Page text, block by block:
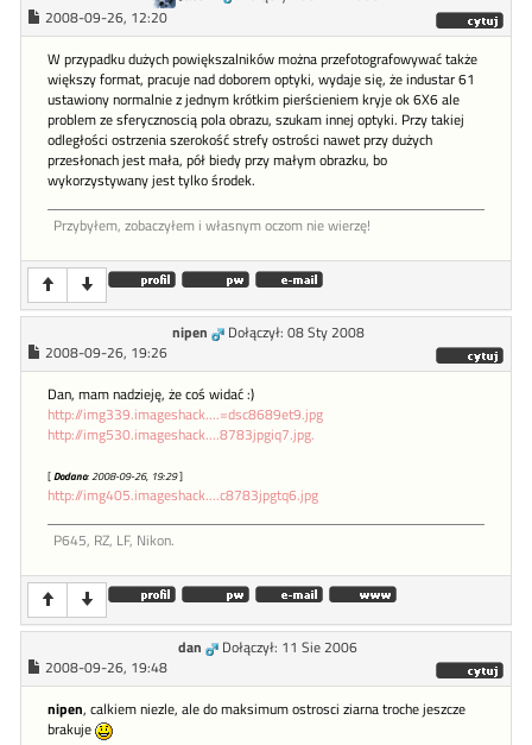
2008-09-26, 12:20
W przypadku dużych powiększalników można przefotografowywać także
większy format, pracuje nad doborem optyki, wydaje się, że industar 61
ustawiony normalnie z jednym krótkim pierścieniem kryje ok 6X6 ale
problem ze sferycznoscią pola obrazu, szukam innej optyki. Przy takiej
odległości ostrzenia szerokość strefy ostrości nawet przy dużych
przesłonach jest mała, pół biedy przy małym obrazku, bo
wykorzystywany jest tylko środek.
Przybyłem, zobaczyłem i własnym oczom nie wierzę!
nipen
Dołączył: 08 Sty 2008
2008-09-26, 19:26
Dan, mam nadzieję, że coś widać :)
http://img339.imageshack....=dsc8689et9.jpg
http://img530.imageshack....8783jpgiq7.jpg.
[Dodano: 2008-09-26, 19:29]
http://img405.imageshack....c8783jpgtq6.jpg
P645, RZ, LF, Nikon.
dan
Dołączył: 11 Sie 2006
2008-09-26, 19:48
nipen, calkiem niezle, ale do maksimum ostrosci ziarna troche jeszcze
brakuje